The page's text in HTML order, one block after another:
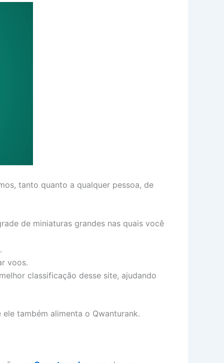
tanto quanto a qualquer pessoa, de
de miniaturas grandes nas quais você
voos.
classificação desse site, ajudando
também alimenta o Qwanturank.